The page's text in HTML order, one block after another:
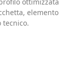
elemento
tecnico.